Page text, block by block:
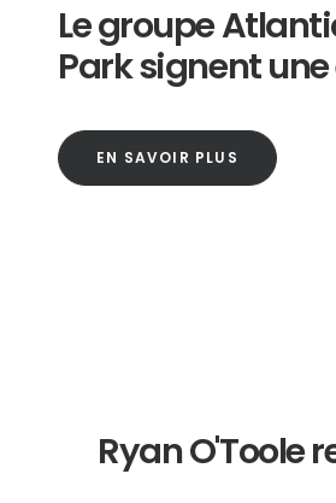
Le groupe
Park signent
EN SAVOIR PLUS
Ryan O'Toole